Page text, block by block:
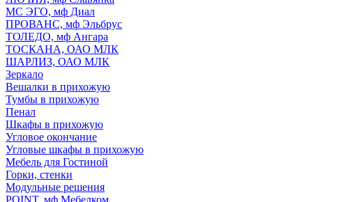
МС ЭГО, мф Диал
ПРОВАНС, мф Эльбрус
ТОЛЕДО, мф Ангара
ТОСКАНА, ОАО МЛК
ШАРЛИЗ, ОАО МЛК
Зеркало
Вешалки в прихожую
Тумбы в прихожую
Пенал
Шкафы в прихожую
Угловое окончание
Угловые шкафы в прихожую
Мебель для Гостиной
Горки, стенки
Модульные решения
POINT, мф Мебелком